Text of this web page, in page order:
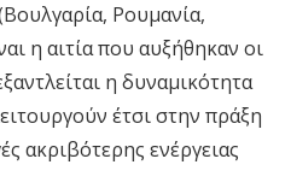
Ρουμανία,
η αιτία που αυξήθηκαν οι
η δυναμικότητα
έτσι στην πράξη
ακριβότερης ενέργειας